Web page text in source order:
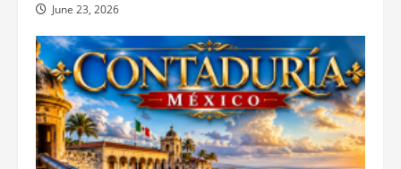
June 23, 2026